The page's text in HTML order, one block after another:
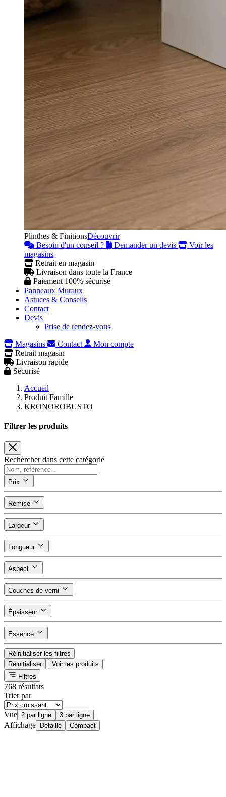
Plinthes & FinitionsDécouvrir
Besoin d'un conseil ?
Demander un devis
Voir les
magasins
Retrait en magasin
Livraison dans toute la France
Paiement 100% sécurisé
Panneaux Muraux
Astuces & Conseils
Contact
Devis
Prise de rendez-vous
Magasins
Contact
Mon compte
Retrait magasin
Livraison rapide
Sécurisé
Accueil
Produit Famille
KRONOROBUSTO
Filtrer les produits
Rechercher dans cette catégorie
Prix
Remise
Largeur
Longueur
Aspect
Couches de verni
Épaisseur
Essence
Réinitialiser les filtres
Réinitialiser
Voir les produits
Filtres
768 résultats
Trier par
Vue 2 par ligne 3 par ligne
Affichage Détaillé Compact